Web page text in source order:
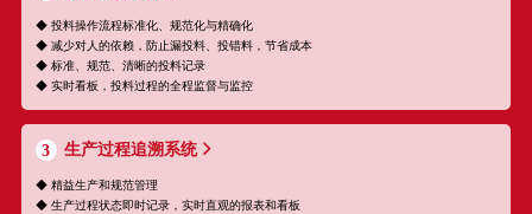
◆ 投料操作流程标准化、规范化与精确化
◆ 减少对人的依赖，防止漏投料、投错料，节省成本
◆ 标准、规范、清晰的投料记录
◆ 实时看板，投料过程的全程监督与监控
3 生产过程追溯系统
◆ 精益生产和规范管理
◆ 生产过程状态即时记录，实时直观的报表和看板